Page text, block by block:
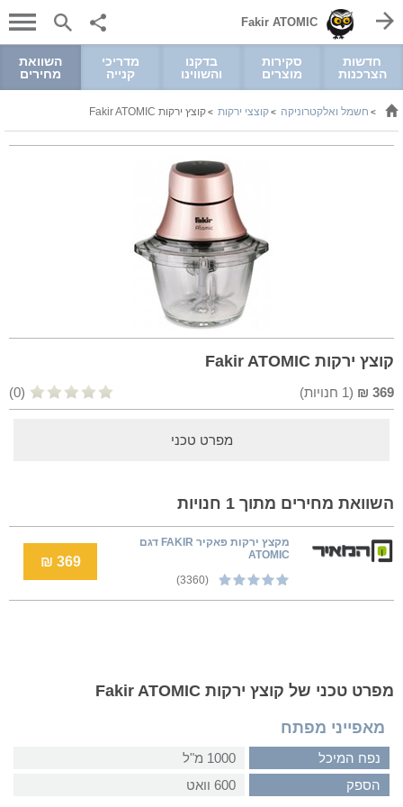
Fakir ATOMIC
חדשות
הצרכנות
סקירות
מוצרים
בדקנו
והשווינו
מדריכי
קנייה
השוואת
מחירים
> חשמל ואלקטרוניקה >קוצצי ירקות >קוצץ ירקות Fakir ATOMIC
קוצץ ירקות Fakir ATOMIC
369
₪
(
1 חנויות) (0)
מפרט טכני
השוואת מחירים מתוך 1 חנויות
מקצץ ירקות פאקיר FAKIR דגם
ATOMIC
(3360)
369 ₪
מפרט טכני של קוצץ ירקות Fakir ATOMIC
מאפייני מפתח
נפח המיכל
1000 מ"ל
הספק
600 וואט